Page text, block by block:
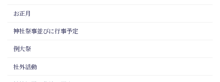
お正月
神社祭事並びに行事予定
例大祭
社外活動